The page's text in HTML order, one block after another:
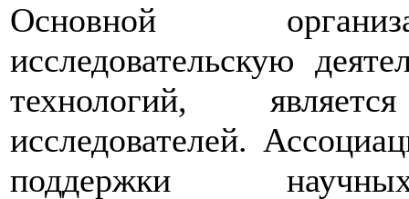
Основной
исследовательскую
технологий,
исследователей.
поддержки научных